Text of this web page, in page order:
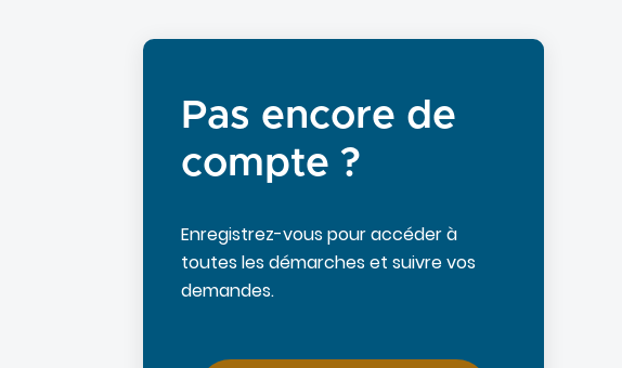
Pas encore de
compte ?
Enregistrez-vous pour accéder à
toutes les démarches et suivre vos
demandes.